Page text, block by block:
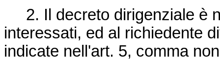
2. Il decreto dirigenziale è
interessati, ed al richiedente
indicate nell'art. 5, comma